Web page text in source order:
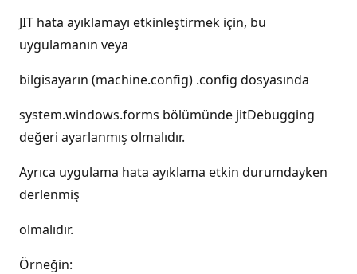
JIT hata ayıklamayı etkinleştirmek için, bu
uygulamanın veya
bilgisayarın (machine.config) .config dosyasında
system.windows.forms bölümünde jitDebugging
değeri ayarlanmış olmalıdır.
Ayrıca uygulama hata ayıklama etkin durumdayken
derlenmiş
olmalıdır.
Örneğin: